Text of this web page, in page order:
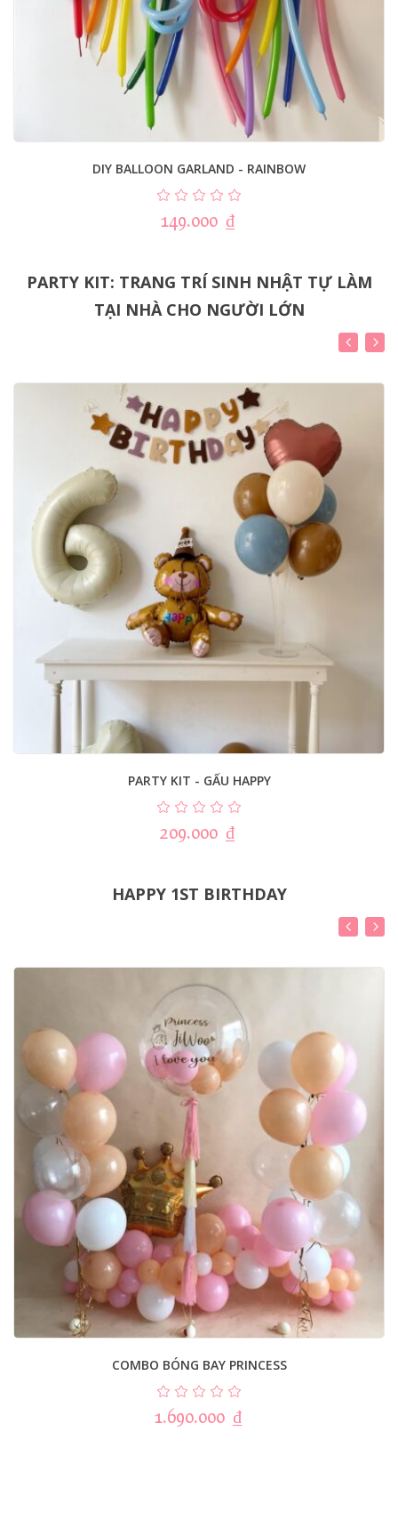
DIY BALLOON GARLAND - RAINBOW
149.000 ₫
PARTY KIT: TRANG TRÍ SINH NHẬT TỰ LÀM
TẠI NHÀ CHO NGƯỜI LỚN
PARTY KIT - GẤU HAPPY
209.000 ₫
HAPPY 1ST BIRTHDAY
COMBO BÓNG BAY PRINCESS
1.690.000 ₫